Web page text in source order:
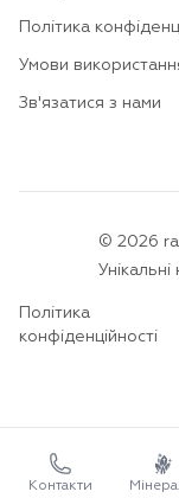
Політика
Умови
Зв'язатися з нами
© 2026
Політика
конфіденційності
Контакти